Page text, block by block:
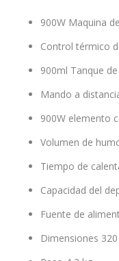
900W Maquina
Control térmico
900ml Tanque
Mando a
900W elemento
Volumen de
Tiempo de
Capacidad del
Fuente de
Dimensiones